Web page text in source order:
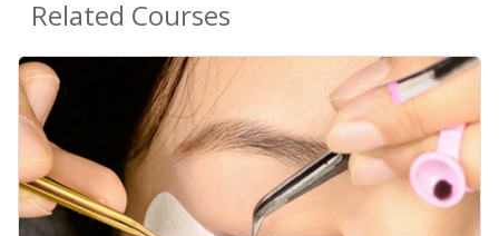
Related Courses